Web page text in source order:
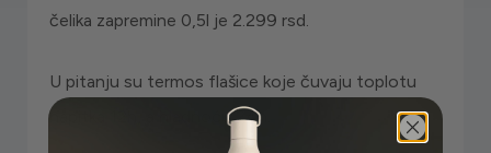
čelika zapremine 0,5l je 2.299 rsd.
U pitanju su termos flašice koje čuvaju toplotu
napitka 12h, a hladnoću 24h.